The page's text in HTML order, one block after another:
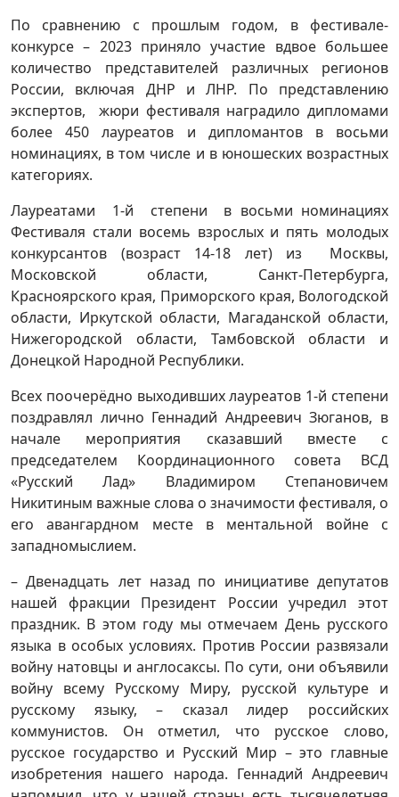
По сравнению с прошлым годом, в фестивале-
конкурсе – 2023 приняло участие вдвое большее
количество представителей различных регионов
России, включая ДНР и ЛНР. По представлению
экспертов, жюри фестиваля наградило дипломами
более 450 лауреатов и дипломантов в восьми
номинациях, в том числе и в юношеских возрастных
категориях.
Лауреатами 1-й степени в восьми номинациях
Фестиваля стали восемь взрослых и пять молодых
конкурсантов (возраст 14-18 лет) из Москвы,
Московской области, Санкт-Петербурга,
Красноярского края, Приморского края, Вологодской
области, Иркутской области, Магаданской области,
Нижегородской области, Тамбовской области и
Донецкой Народной Республики.
Всех поочерёдно выходивших лауреатов 1-й степени
поздравлял лично Геннадий Андреевич Зюганов, в
начале мероприятия сказавший вместе с
председателем Координационного совета ВСД
«Русский Лад» Владимиром Степановичем
Никитиным важные слова о значимости фестиваля, о
его авангардном месте в ментальной войне с
западномыслием.
– Двенадцать лет назад по инициативе депутатов
нашей фракции Президент России учредил этот
праздник. В этом году мы отмечаем День русского
языка в особых условиях. Против России развязали
войну натовцы и англосаксы. По сути, они объявили
войну всему Русскому Миру, русской культуре и
русскому языку, – сказал лидер российских
коммунистов. Он отметил, что русское слово,
русское государство и Русский Мир – это главные
изобретения нашего народа. Геннадий Андреевич